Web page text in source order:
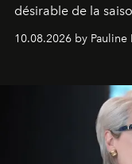
désirable de la
10.08.2026 by